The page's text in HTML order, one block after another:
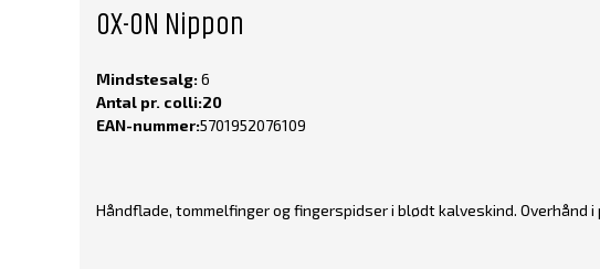
OX-ON Nippon
Mindstesalg: 6
Antal pr. colli:20
EAN-nummer:5701952076109
Håndflade, tommelfinger og fingerspidser i blødt kalveskind. Overhånd